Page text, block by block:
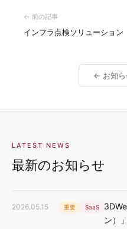
← 前の記事
インフラ点検ソリューション
← お知ら
LATEST NEWS
最新のお知らせ
2026.05.15 重要 SaaS
ン）